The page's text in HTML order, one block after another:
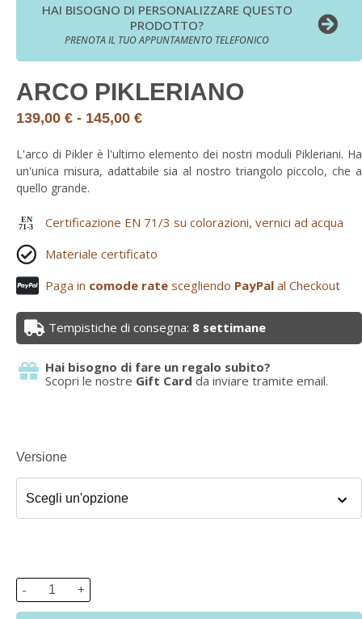
HAI BISOGNO DI PERSONALIZZARE QUESTO
PRODOTTO?
PRENOTA IL TUO APPUNTAMENTO TELEFONICO
ARCO PIKLERIANO
139,00 € - 145,00 €
L'arco di Pikler è l'ultimo elemento dei nostri moduli Pikleriani. Ha
un'unica misura, adattabile sia al nostro triangolo piccolo, che a
quello grande.
EN
71-3
Certificazione EN 71/3 su colorazioni, vernici ad acqua
Materiale certificato
Paga in comode rate scegliendo PayPal al Checkout
Tempistiche di consegna: 8 settimane
Hai bisogno di fare un regalo subito?
Scopri le nostre Gift Card da inviare tramite email.
Versione
- +